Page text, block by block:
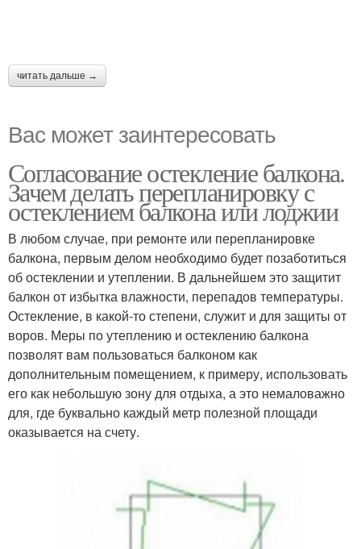
читать дальше →
Вас может заинтересовать
Согласование остекление балкона.
Зачем делать перепланировку с
остеклением балкона или лоджии
В любом случае, при ремонте или перепланировке
балкона, первым делом необходимо будет позаботиться
об остеклении и утеплении. В дальнейшем это защитит
балкон от избытка влажности, перепадов температуры.
Остекление, в какой-то степени, служит и для защиты от
воров. Меры по утеплению и остеклению балкона
позволят вам пользоваться балконом как
дополнительным помещением, к примеру, использовать
его как небольшую зону для отдыха, а это немаловажно
для, где буквально каждый метр полезной площади
оказывается на счету.